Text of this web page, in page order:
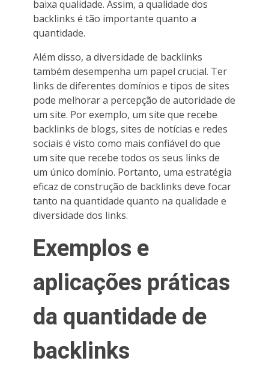
baixa qualidade. Assim, a qualidade dos
backlinks é tão importante quanto a
quantidade.
Além disso, a diversidade de backlinks
também desempenha um papel crucial. Ter
links de diferentes domínios e tipos de sites
pode melhorar a percepção de autoridade de
um site. Por exemplo, um site que recebe
backlinks de blogs, sites de notícias e redes
sociais é visto como mais confiável do que
um site que recebe todos os seus links de
um único domínio. Portanto, uma estratégia
eficaz de construção de backlinks deve focar
tanto na quantidade quanto na qualidade e
diversidade dos links.
Exemplos e
aplicações práticas
da quantidade de
backlinks